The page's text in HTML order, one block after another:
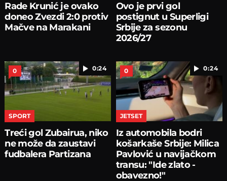
Rade Krunić je ovako
doneo Zvezdi 2:0 protiv
Mačve na Marakani
Ovo je prvi gol
postignut u Superligi
Srbije za sezonu
2026/27
0:24
0
SPORT
Treći gol Zubairua, niko
ne može da zaustavi
fudbalera Partizana
0:24
0
JETSET
Iz automobila bodri
košarkaše Srbije: Milica
Pavlović u navijačkom
transu: "Ide zlato -
obavezno!"